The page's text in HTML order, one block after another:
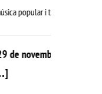
i tradicional
es durà